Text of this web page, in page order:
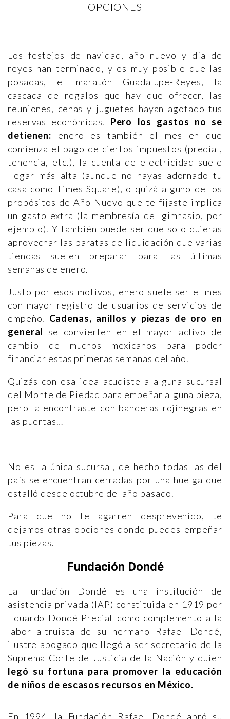
OPCIONES
Los festejos de navidad, año nuevo y día de
reyes han terminado, y es muy posible que las
posadas, el maratón Guadalupe-Reyes, la
cascada de regalos que hay que ofrecer, las
reuniones, cenas y juguetes hayan agotado tus
reservas económicas. Pero los gastos no se
detienen: enero es también el mes en que
comienza el pago de ciertos impuestos (predial,
tenencia, etc.), la cuenta de electricidad suele
llegar más alta (aunque no hayas adornado tu
casa como Times Square), o quizá alguno de los
propósitos de Año Nuevo que te fijaste implica
un gasto extra (la membresía del gimnasio, por
ejemplo). Y también puede ser que solo quieras
aprovechar las baratas de liquidación que varias
tiendas suelen preparar para las últimas
semanas de enero.
Justo por esos motivos, enero suele ser el mes
con mayor registro de usuarios de servicios de
empeño. Cadenas, anillos y piezas de oro en
general se convierten en el mayor activo de
cambio de muchos mexicanos para poder
financiar estas primeras semanas del año.
Quizás con esa idea acudiste a alguna sucursal
del Monte de Piedad para empeñar alguna pieza,
pero la encontraste con banderas rojinegras en
las puertas…
No es la única sucursal, de hecho todas las del
país se encuentran cerradas por una huelga que
estalló desde octubre del año pasado.
Para que no te agarren desprevenido, te
dejamos otras opciones donde puedes empeñar
tus piezas.
Fundación Dondé
La Fundación Dondé es una institución de
asistencia privada (IAP) constituida en 1919 por
Eduardo Dondé Preciat como complemento a la
labor altruista de su hermano Rafael Dondé,
ilustre abogado que llegó a ser secretario de la
Suprema Corte de Justicia de la Nación y quien
legó su fortuna para promover la educación
de niños de escasos recursos en México.
En 1994, la Fundación Rafael Dondé abró su